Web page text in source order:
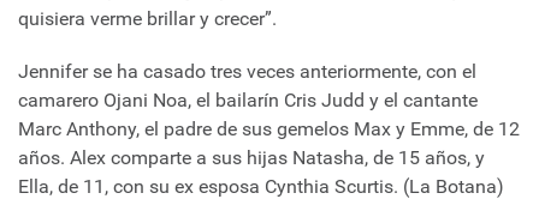
quisiera verme brillar y crecer”.
Jennifer se ha casado tres veces anteriormente, con el
camarero Ojani Noa, el bailarín Cris Judd y el cantante
Marc Anthony, el padre de sus gemelos Max y Emme, de 12
años. Alex comparte a sus hijas Natasha, de 15 años, y
Ella, de 11, con su ex esposa Cynthia Scurtis. (La Botana)